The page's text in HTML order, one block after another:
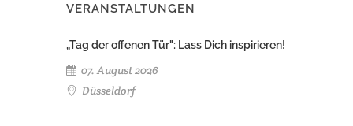
VERANSTALTUNGEN
„Tag der offenen Tür": Lass Dich inspirieren!
07. August 2026
Düsseldorf